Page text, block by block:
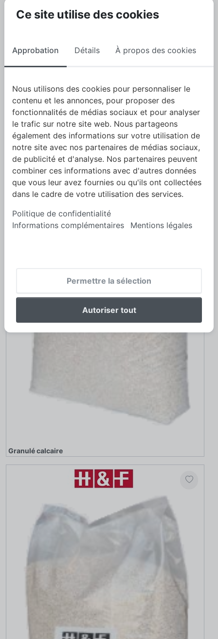
Granulé calcaire
Ce site utilise des cookies
Approbation Détails À propos des cookies
Nous utilisons des cookies pour personnaliser le
contenu et les annonces, pour proposer des
fonctionnalités de médias sociaux et pour analyser
le trafic sur notre site web. Nous partageons
également des informations sur votre utilisation de
notre site avec nos partenaires de médias sociaux,
de publicité et d'analyse. Nos partenaires peuvent
combiner ces informations avec d'autres données
que vous leur avez fournies ou qu'ils ont collectées
dans le cadre de votre utilisation des services.
Politique de confidentialité
Informations complémentaires
Mentions légales
Permettre la sélection
Autoriser tout